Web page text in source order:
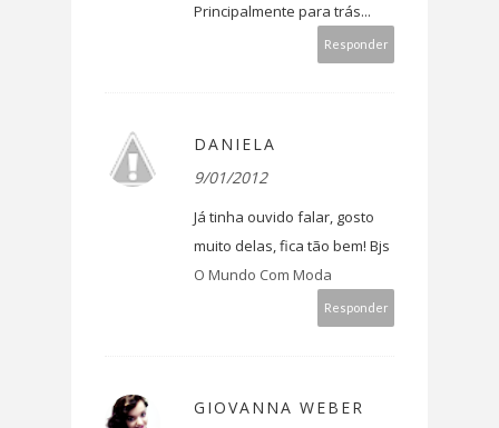
Principalmente para trás...
Responder
DANIELA
9/01/2012
Já tinha ouvido falar, gosto
muito delas, fica tão bem! Bjs
O Mundo Com Moda
Responder
GIOVANNA WEBER